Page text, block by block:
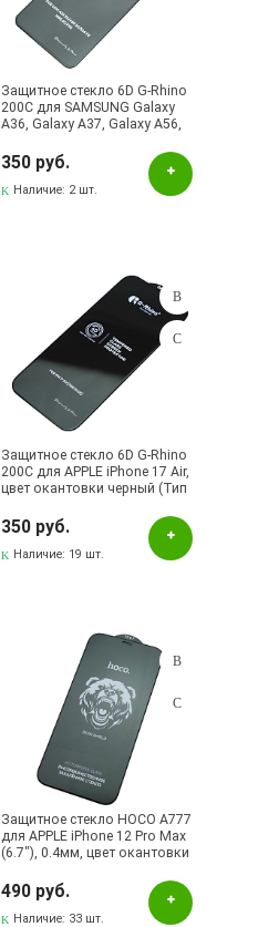
Защитное стекло 6D G-Rhino
200C для SAMSUNG Galaxy
A36, Galaxy A37, Galaxy A56,
окантовки черный (Тип 1)
350 руб.
Наличие: 2 шт.
Защитное стекло 6D G-Rhino
200C для APPLE iPhone 17 Air,
цвет окантовки черный (Тип
350 руб.
Наличие: 19 шт.
Защитное стекло HOCO A777
для APPLE iPhone 12 Pro Max
(6.7"), 0.4мм, цвет окантовки
490 руб.
Наличие: 33 шт.